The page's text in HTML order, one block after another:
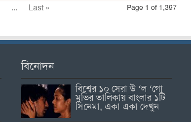
Page 1 of 1,397
... Last »
বিনোদন
বিশ্বের ১০ সেরা উ ‘ল ‘গো
মুভির তালিকায় বাংলার ১টি
সিনেমা, একা একা দেখুন